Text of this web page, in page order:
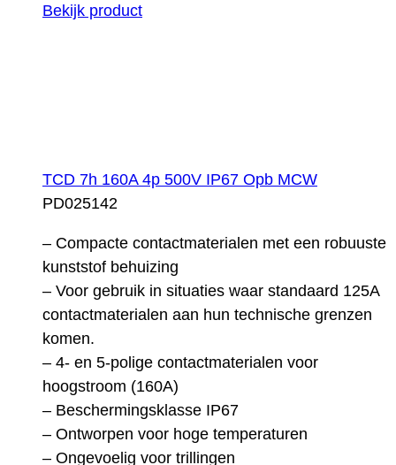
Bekijk product
TCD 7h 160A 4p 500V IP67 Opb MCW
PD025142
– Compacte contactmaterialen met een robuuste
kunststof behuizing
– Voor gebruik in situaties waar standaard 125A
contactmaterialen aan hun technische grenzen
komen.
– 4- en 5-polige contactmaterialen voor
hoogstroom (160A)
– Beschermingsklasse IP67
– Ontworpen voor hoge temperaturen
– Ongevoelig voor trillingen